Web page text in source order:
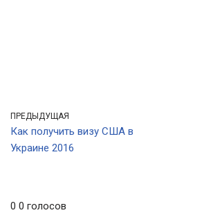
ПРЕДЫДУЩАЯ
Как получить визу США в
Украине 2016
0 0 голосов